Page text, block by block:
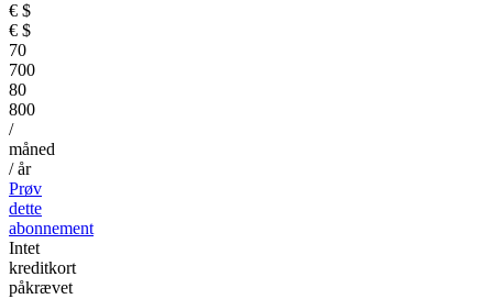
€ $
€ $
70
700
80
800
/
måned
/ år
Prøv
dette
abonnement
Intet
kreditkort
påkrævet